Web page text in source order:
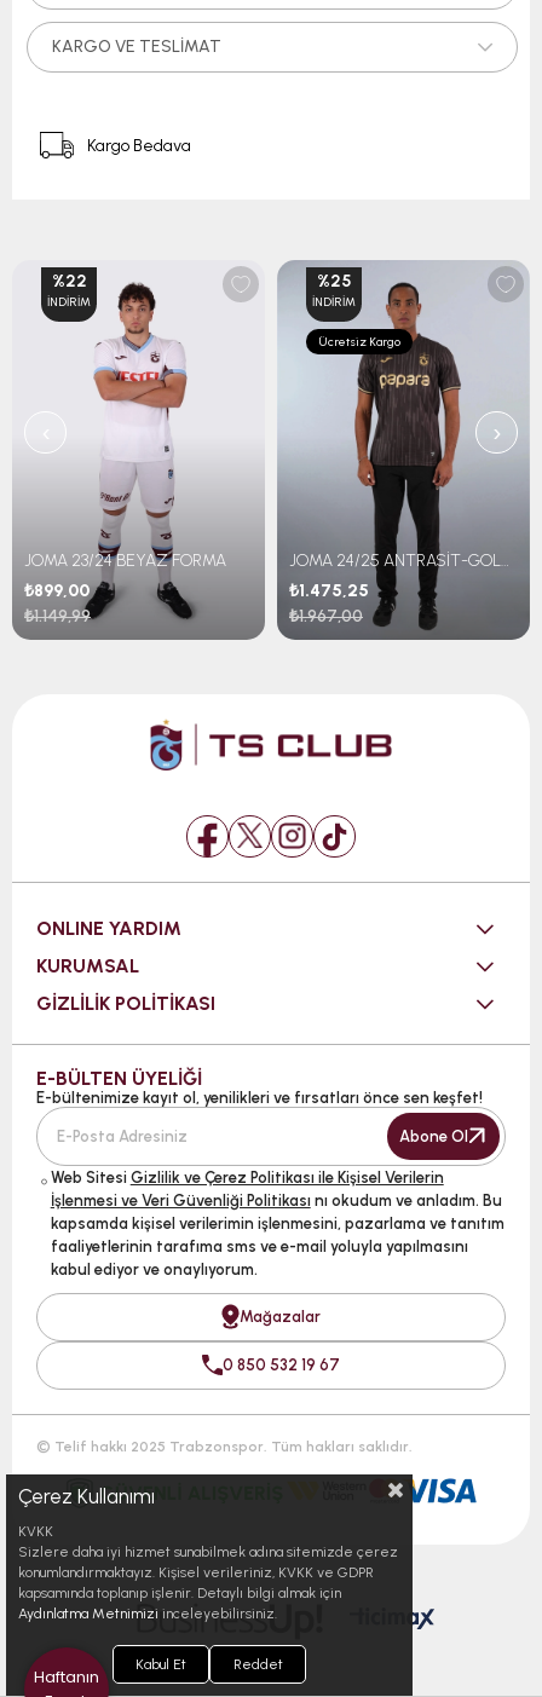
KARGO VE TESLIMAT
Kargo Bedava
JOMA 23/24 BEYAZ FORMA
₺899,00
₺1.149,99
%22
İNDIRIM
JOMA 24/25 ANTRASİT-GOLD FORMA
₺1.475,25
₺1.967,00
%25
İNDIRIM
Ücretsiz Kargo
‹ ›
ONLINE YARDIM
KURUMSAL
GİZLİLİK POLİTİKASI
E-BÜLTEN ÜYELİĞİ
E-bültenimize kayıt ol, yenilikleri ve fırsatları önce sen keşfet!
Abone Ol
Web Sitesi Gizlilik ve Çerez Politikası ile Kişisel Verilerin
İşlenmesi ve Veri Güvenliği Politikası nı okudum ve anladım. Bu
kapsamda kişisel verilerimin işlenmesini, pazarlama ve tanıtım
faaliyetlerinin tarafıma sms ve e-mail yoluyla yapılmasını
kabul ediyor ve onaylıyorum.
Mağazalar
0 850 532 19 67
© Telif hakkı 2025 Trabzonspor. Tüm hakları saklıdır.
Çerez Kullanımı
KVKK
Sizlere daha iyi hizmet sunabilmek adına sitemizde çerez
konumlandırmaktayız. Kişisel verileriniz, KVKK ve GDPR
kapsamında toplanıp işlenir. Detaylı bilgi almak için
Aydınlatma Metnimizi inceleyebilirsiniz.
Kabul Et Reddet
Haftanın